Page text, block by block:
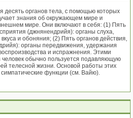
десять органов тела, с помощью которых
знания об окружающем мире и
мире. Они включают в себя: (1) Пять
(джнянендрийя): органы слуха,
и обоняния; (2) Пять органов действия,
органы передвижения, удержания
и испражнения. Этими
человек обычно пользуется подавляющую
телесной жизни. Основой работы этих
функции (см. Вайю).